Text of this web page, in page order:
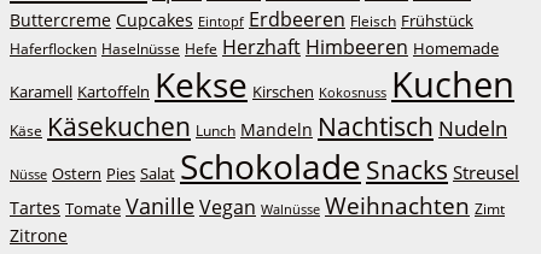
Buttercreme Cupcakes Eintopf Erdbeeren Fleisch Frühstück
Haferflocken Haselnüsse Hefe Herzhaft Himbeeren Homemade
Karamell Kartoffeln Kekse Kirschen Kokosnuss Kuchen
Käse Käsekuchen Lunch Mandeln Nachtisch Nudeln
Nüsse Ostern Pies Salat Schokolade Snacks Streusel
Tartes Tomate VanilleVegan Walnüsse Weihnachten Zimt
Zitrone